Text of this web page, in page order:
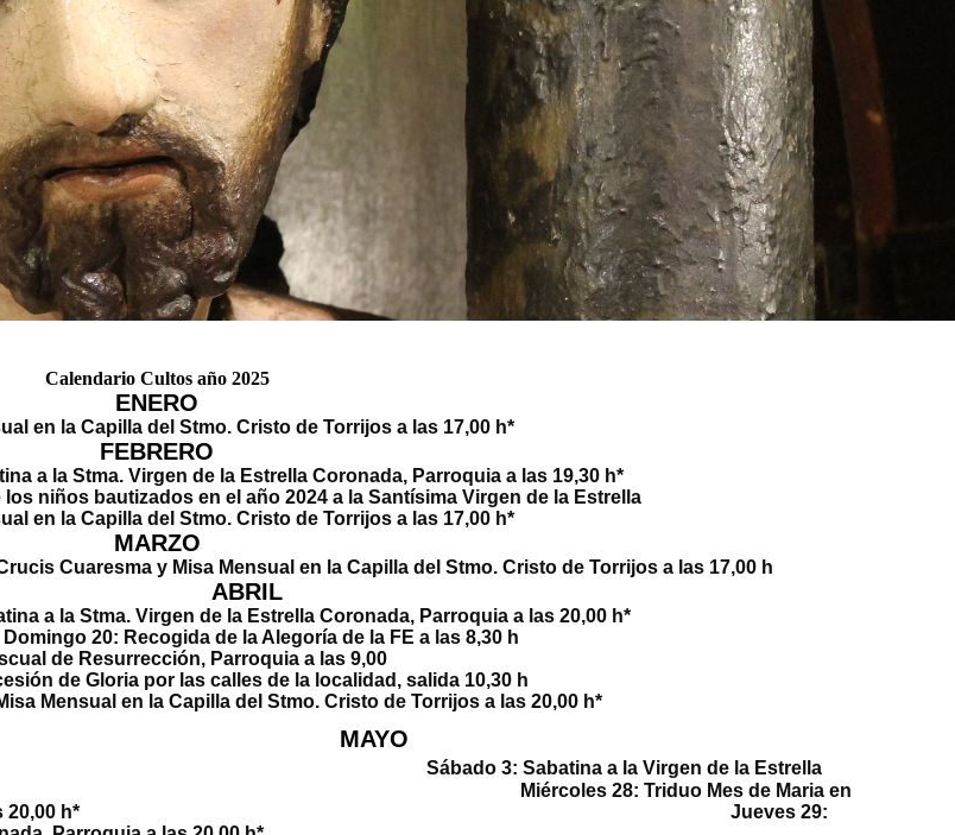
Calendario Cultos año 2025
ENERO
en la Capilla del Stmo. Cristo de Torrijos a las 17,00 h*
FEBRERO
a la Stma. Virgen de la Estrella Coronada, Parroquia a las 19,30 h*
en el año 2024 a la Santísima Virgen de la Estrella
en la Capilla del Stmo. Cristo de Torrijos a las 17,00 h*
MARZO
y Misa Mensual en la Capilla del Stmo. Cristo de Torrijos a las 17,00 h
ABRIL
a la Stma. Virgen de la Estrella Coronada, Parroquia a las 20,00 h*
de la Alegoría de la FE a las 8,30 h
de Resurrección, Parroquia a las 9,00
calles de la localidad, salida 10,30 h
Mensual en la Capilla del Stmo. Cristo de Torrijos a las 20,00 h*
Sábado 3: Sabatina a la Virgen de la Estrella
las 20:00 h* Miércoles 28: Triduo Mes de Maria en
Coronada, Parroquia a las 20,00 h* Jueves 29: